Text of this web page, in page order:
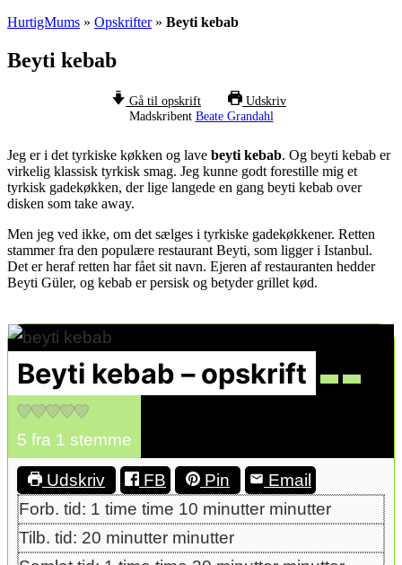
HurtigMums » Opskrifter» Beyti kebab
Beyti kebab
Gå til opskrift
Udskriv
Madskribent Beate Grandahl
Jeg er i det tyrkiske køkken og lave beyti kebab. Og beyti kebab er
virkelig klassisk tyrkisk smag. Jeg kunne godt forestille mig et
tyrkisk gadekøkken, der lige langede en gang beyti kebab over
disken som take away.
Men jeg ved ikke, om det sælges i tyrkiske gadekøkkener. Retten
stammer fra den populære restaurant Beyti, som ligger i Istanbul.
Det er heraf retten har fået sit navn. Ejeren af restauranten hedder
Beyti Güler, og kebab er persisk og betyder grillet kød.
Beyti kebab – opskrift
5 fra 1 stemme
Udskriv FB Pin
Email
Forb. tid: 1 time time 10 minutter minutter
Tilb. tid: 20 minutter minutter